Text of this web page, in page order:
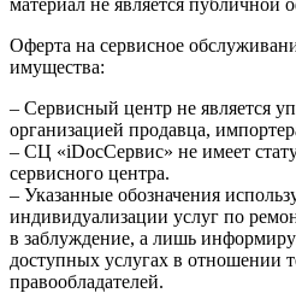
Оферта на сервисное
имущества:
– Сервисный центр не является
организацией продавца,
– СЦ «iDocСервис» не имеет
сервисного центра.
– Указанные обозначения
индивидуализации услуг по
в заблуждение, а лишь
доступных услугах в отношении
правообладателей.